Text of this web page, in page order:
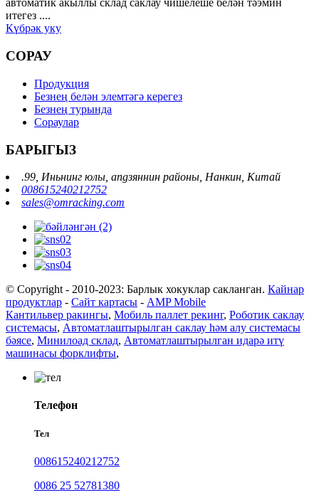
автоматик акыллы склад саклау чишелеше белән тәэмин
итегез ....
Күбрәк уку
СОРАУ
Продукция
Безнең белән элемтәгә керегез
Безнең турында
Сораулар
БАРЫГЫЗ
.99, Иньнинг юлы, angзяннин районы, Нанкин, Китай
008615240212752
sales@omracking.com
© Copyright - 2010-2023: Барлык хокуклар сакланган. Кайнар
продуктлар - Сайт картасы - AMP Mobile
Кантильвер ракингы, Мобиль паллет рекинг, Роботик саклау
системасы, Автоматлаштырылган саклау һәм алу системасы
бәясе, Минилоад склад, Автоматлаштырылган идарә итү
машинасы форклифты,
Телефон
Тел
008615240212752
0086 25 52781380